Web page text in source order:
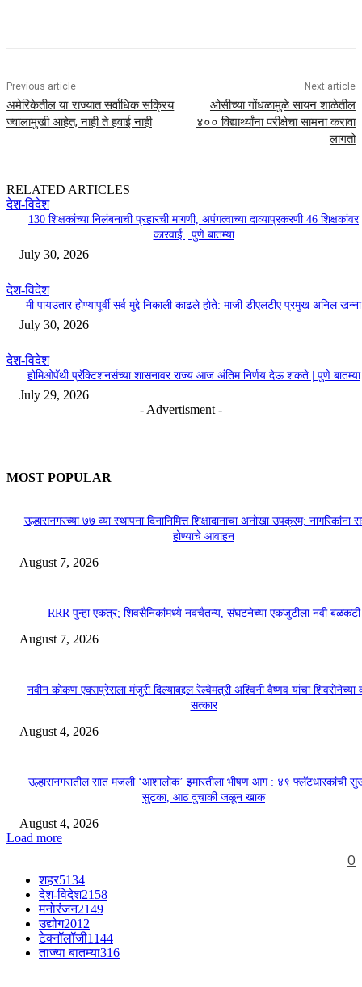
Previous article
अमेरिकेतील या राज्यात सर्वाधिक सक्रिय
ज्वालामुखी आहेत; नाही ते हवाई नाही
Next article
ओसीच्या गोंधळामुळे सायन शाळेतील
४०० विद्यार्थ्यांना परीक्षेचा सामना करावा
लागतो
RELATED ARTICLES
देश-विदेश
130 शिक्षकांच्या निलंबनाची प्रहारची मागणी, अपंगत्वाच्या दाव्याप्रकरणी 46 शिक्षकांवर
कारवाई | पुणे बातम्या
July 30, 2026
देश-विदेश
मी पायउतार होण्यापूर्वी सर्व मुद्दे निकाली काढले होते: माजी डीएलटीए प्रमुख अनिल खन्ना
July 30, 2026
देश-विदेश
होमिओपॅथी प्रॅक्टिशनर्सच्या शासनावर राज्य आज अंतिम निर्णय देऊ शकते | पुणे बातम्या
July 29, 2026
- Advertisment -
MOST POPULAR
उल्हासनगरच्या ७७ व्या स्थापना दिनानिमित्त शिक्षादानाचा अनोखा उपक्रम; नागरिकांना
होण्याचे आवाहन
August 7, 2026
RRR पुन्हा एकत्र; शिवसैनिकांमध्ये नवचैतन्य, संघटनेच्या एकजुटीला नवी बळकटी
August 7, 2026
नवीन कोकण एक्सप्रेसला मंजुरी दिल्याबद्दल रेल्वेमंत्री अश्विनी वैष्णव यांचा शिवसेनेच्या
सत्कार
August 4, 2026
उल्हासनगरातील सात मजली ‘आशालोक’ इमारतीला भीषण आग : ४९ फ्लॅटधारकांची
सुटका, आठ दुचाकी जळून खाक
August 4, 2026
Load more
0
शहर5134
देश-विदेश2158
मनोरंजन2149
उद्योग2012
टेक्नॉलॉजी1144
ताज्या बातम्या316